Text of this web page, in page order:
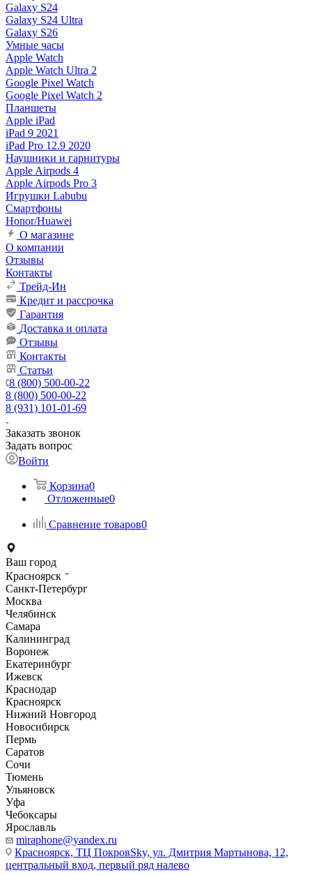
Galaxy S24
Galaxy S24 Ultra
Galaxy S26
Умные часы
Apple Watch
Apple Watch Ultra 2
Google Pixel Watch
Google Pixel Watch 2
Планшеты
Apple iPad
iPad 9 2021
iPad Pro 12.9 2020
Наушники и гарнитуры
Apple Airpods 4
Apple Airpods Pro 3
Игрушки Labubu
Смартфоны
Honor/Huawei
О магазине
О компании
Отзывы
Контакты
Трейд-Ин
Кредит и рассрочка
Гарантия
Доставка и оплата
Отзывы
Контакты
Статьи
8 (800) 500-00-22
8 (800) 500-00-22
8 (931) 101-01-69
Заказать звонок
Задать вопрос
Войти
Корзина0
Отложенные0
Сравнение товаров0
Ваш город
Красноярск
Санкт-Петербург
Москва
Челябинск
Самара
Калининград
Воронеж
Екатеринбург
Ижевск
Краснодар
Красноярск
Нижний Новгород
Новосибирск
Пермь
Саратов
Сочи
Тюмень
Ульяновск
Уфа
Чебоксары
Ярославль
miraphone@yandex.ru
Красноярск, ТЦ ПокровSky, ул. Дмитрия Мартынова, 12,
центральный вход, первый ряд налево